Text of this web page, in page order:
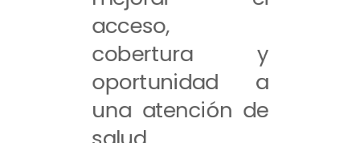
acceso,
cobertura y
oportunidad a
una atención de